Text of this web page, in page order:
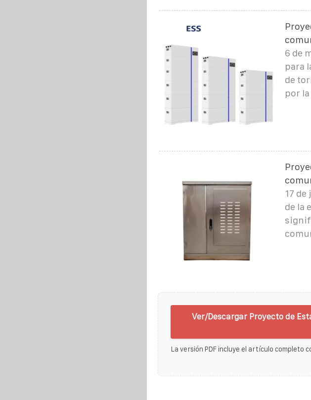
6 de
para
de
por
17
de la
Ver/Descargar Proyecto de
La versión PDF incluye el artículo completo